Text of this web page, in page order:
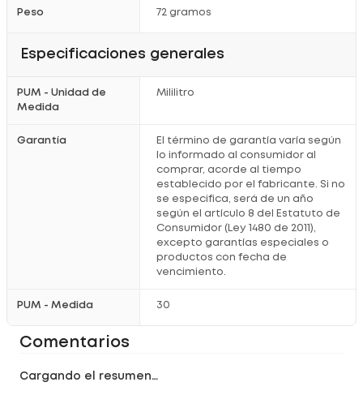
Limpia tu rostro
antes de la aplicación.
Sella tu rutina con un hidratante o protector solar durante el
día.
630 y luce una piel más uniforme y radiante!
Registro sanitario: INVIMA NSOC01548-20CO
Peso 72 gramos
Especificaciones generales
PUM - Unidad de
Medida
Mililitro
Garantía
El término de garantía varía según
lo informado al consumidor al
comprar, acorde al tiempo
establecido por el fabricante. Si no
se especifica, será de un año
según el artículo 8 del Estatuto de
Consumidor (Ley 1480 de 2011),
excepto garantías especiales o
productos con fecha de
vencimiento.
PUM - Medida 30
Comentarios
Cargando el resumen…